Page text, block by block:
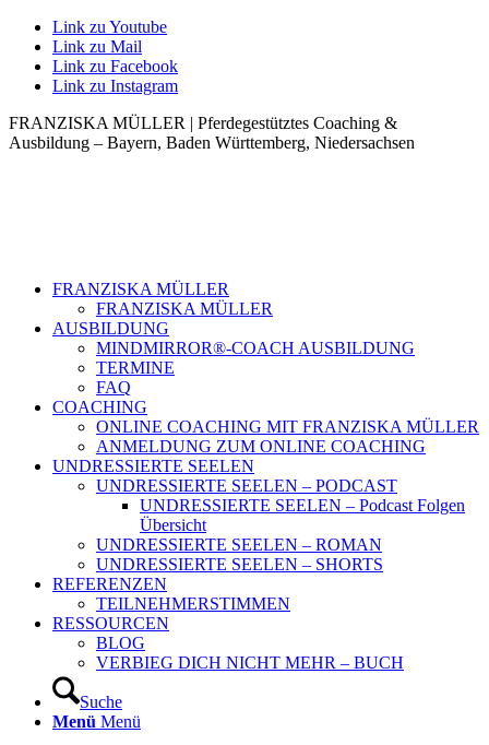
Link zu Youtube
Link zu Mail
Link zu Facebook
Link zu Instagram
FRANZISKA MÜLLER | Pferdegestütztes Coaching &
Ausbildung – Bayern, Baden Württemberg, Niedersachsen
FRANZISKA MÜLLER
FRANZISKA MÜLLER
AUSBILDUNG
MINDMIRROR®-COACH AUSBILDUNG
TERMINE
FAQ
COACHING
ONLINE COACHING MIT FRANZISKA MÜLLER
ANMELDUNG ZUM ONLINE COACHING
UNDRESSIERTE SEELEN
UNDRESSIERTE SEELEN – PODCAST
UNDRESSIERTE SEELEN – Podcast Folgen
Übersicht
UNDRESSIERTE SEELEN – ROMAN
UNDRESSIERTE SEELEN – SHORTS
REFERENZEN
TEILNEHMERSTIMMEN
RESSOURCEN
BLOG
VERBIEG DICH NICHT MEHR – BUCH
Suche
Menü Menü